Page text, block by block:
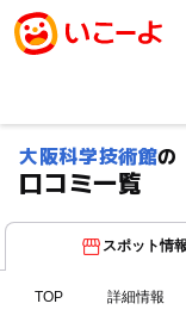
大阪科学技術館の
口コミ一覧
スポット情報
TOP 詳細情報